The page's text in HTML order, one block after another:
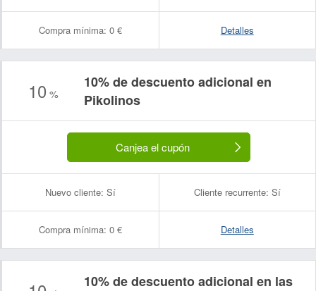
Compra mínima: 0 € Detalles
10 %
10% de descuento adicional en
Pikolinos
Canjea el cupón
Nuevo cliente: Sí Cliente recurrente: Sí
Compra mínima: 0 € Detalles
10% de descuento adicional en las